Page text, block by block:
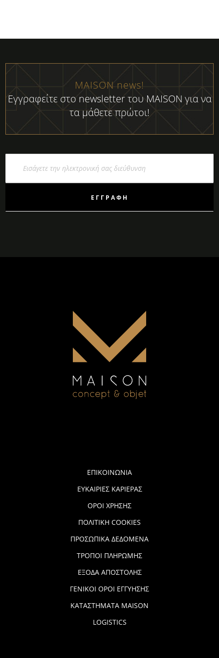
MAISON news!
Εγγραφείτε στο newsletter του MAISON για να
τα μάθετε πρώτοι!
ΕΓΓΡΑΦΉ
ΕΠΙΚΟΙΝΩΝΙΑ
ΕΥΚΑΙΡΙΕΣ ΚΑΡΙΕΡΑΣ
ΟΡΟΙ ΧΡΗΣΗΣ
ΠΟΛΙΤΙΚΗ COOKIES
ΠΡΟΣΩΠΙΚΑ ΔΕΔΟΜΕΝΑ
ΤΡΟΠΟΙ ΠΛΗΡΩΜΗΣ
ΕΞΟΔΑ ΑΠΟΣΤΟΛΗΣ
ΓΕΝΙΚΟΙ ΟΡΟΙ ΕΓΓΥΗΣΗΣ
ΚΑΤΑΣΤΗΜΑΤΑ MAISON
LOGISTICS